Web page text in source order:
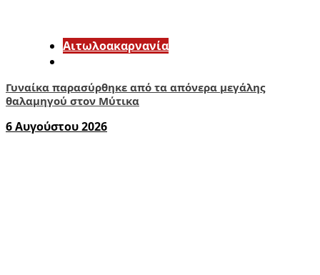
Αιτωλοακαρνανία
Γυναίκα παρασύρθηκε από τα απόνερα μεγάλης
θαλαμηγού στον Μύτικα
6 Αυγούστου 2026